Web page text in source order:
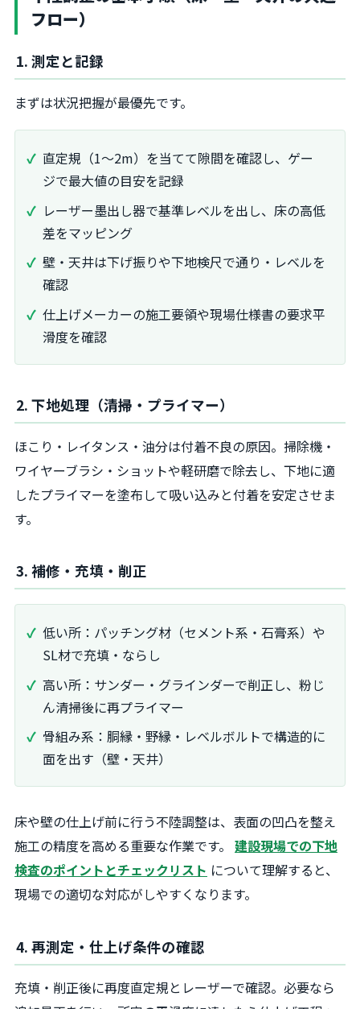
フロー）
1. 測定と記録
まずは状況把握が最優先です。
直定規（1～2m）を当てて隙間を確認し、ゲー
ジで最大値の目安を記録
レーザー墨出し器で基準レベルを出し、床の高低
差をマッピング
壁・天井は下げ振りや下地検尺で通り・レベルを
確認
仕上げメーカーの施工要領や現場仕様書の要求平
滑度を確認
2. 下地処理（清掃・プライマー）
ほこり・レイタンス・油分は付着不良の原因。掃除機・
ワイヤーブラシ・ショットや軽研磨で除去し、下地に適
したプライマーを塗布して吸い込みと付着を安定させま
す。
3. 補修・充填・削正
低い所：パッチング材（セメント系・石膏系）や
SL材で充填・ならし
高い所：サンダー・グラインダーで削正し、粉じ
ん清掃後に再プライマー
骨組み系：胴縁・野縁・レベルボルトで構造的に
面を出す（壁・天井）
床や壁の仕上げ前に行う不陸調整は、表面の凹凸を整え
施工の精度を高める重要な作業です。 建設現場での下地
検査のポイントとチェックリスト について理解すると、
現場での適切な対応がしやすくなります。
4. 再測定・仕上げ条件の確認
充填・削正後に再度直定規とレーザーで確認。必要なら